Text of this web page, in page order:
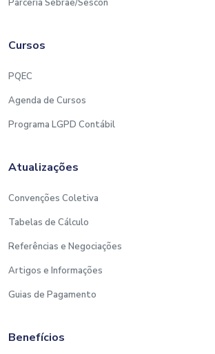
Cursos
PQEC
Agenda de Cursos
Programa LGPD Contábil
Atualizações
Convenções Coletiva
Tabelas de Cálculo
Referências e Negociações
Artigos e Informações
Guias de Pagamento
Benefícios